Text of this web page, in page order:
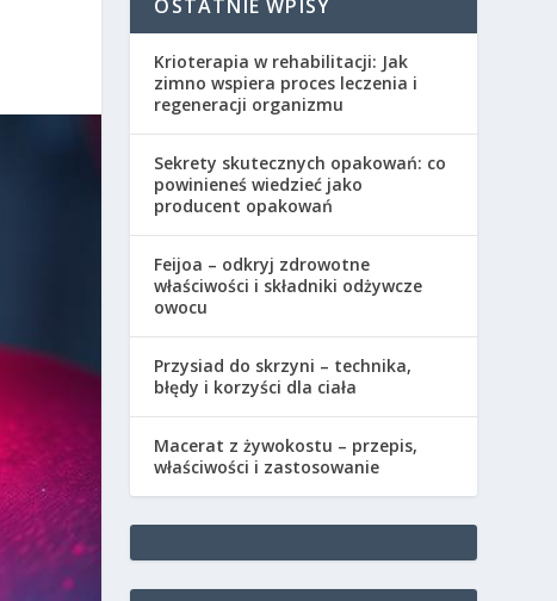
OSTATNIE WPISY
Krioterapia w rehabilitacji: Jak
zimno wspiera proces leczenia i
regeneracji organizmu
Sekrety skutecznych opakowań: co
powinieneś wiedzieć jako
producent opakowań
Feijoa – odkryj zdrowotne
właściwości i składniki odżywcze
owocu
Przysiad do skrzyni – technika,
błędy i korzyści dla ciała
Macerat z żywokostu – przepis,
właściwości i zastosowanie